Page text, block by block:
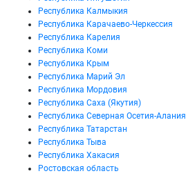
Республика Калмыкия
Республика Карачаево-Черкессия
Республика Карелия
Республика Коми
Республика Крым
Республика Марий Эл
Республика Мордовия
Республика Саха (Якутия)
Республика Северная Осетия-Алания
Республика Татарстан
Республика Тыва
Республика Хакасия
Ростовская область